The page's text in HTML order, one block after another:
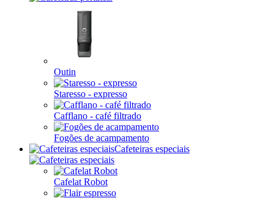
Outin
Staresso - expresso
Cafflano - café filtrado
Fogões de acampamento
Cafeteiras especiais
Cafelat Robot